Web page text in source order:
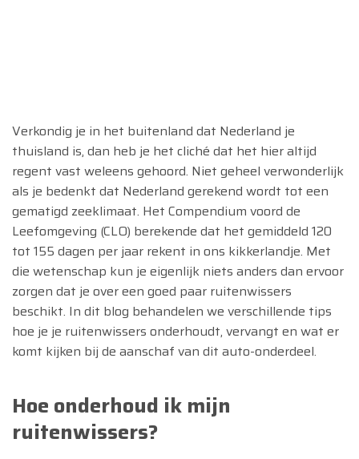
Verkondig je in het buitenland dat Nederland je
thuisland is, dan heb je het cliché dat het hier altijd
regent vast weleens gehoord. Niet geheel verwonderlijk
als je bedenkt dat Nederland gerekend wordt tot een
gematigd zeeklimaat. Het Compendium voord de
Leefomgeving (CLO) berekende dat het gemiddeld 120
tot 155 dagen per jaar rekent in ons kikkerlandje. Met
die wetenschap kun je eigenlijk niets anders dan ervoor
zorgen dat je over een goed paar ruitenwissers
beschikt. In dit blog behandelen we verschillende tips
hoe je je ruitenwissers onderhoudt, vervangt en wat er
komt kijken bij de aanschaf van dit auto-onderdeel.
Hoe onderhoud ik mijn
ruitenwissers?